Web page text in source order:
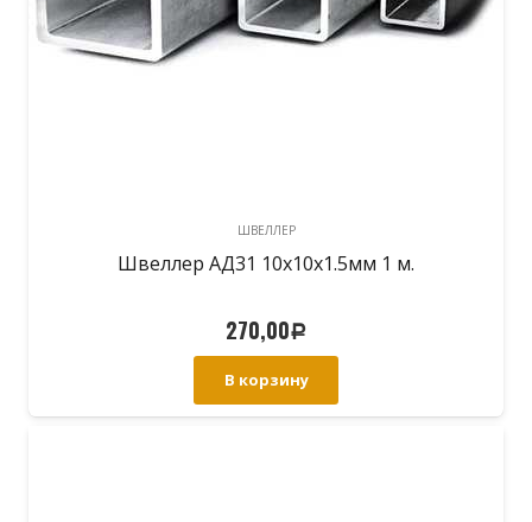
ШВЕЛЛЕР
Швеллер АД31 10х10х1.5мм 1 м.
270,00Р
В корзину